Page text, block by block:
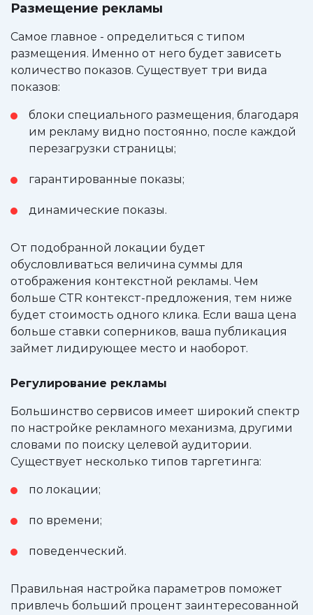
Размещение рекламы
Самое главное - определиться с типом
размещения. Именно от него будет зависеть
количество показов. Существует три вида
показов:
блоки специального размещения, благодаря
им рекламу видно постоянно, после каждой
перезагрузки страницы;
гарантированные показы;
динамические показы.
От подобранной локации будет
обусловливаться величина суммы для
отображения контекстной рекламы. Чем
больше CTR контекст-предложения, тем ниже
будет стоимость одного клика. Если ваша цена
больше ставки соперников, ваша публикация
займет лидирующее место и наоборот.
Регулирование рекламы
Большинство сервисов имеет широкий спектр
по настройке рекламного механизма, другими
словами по поиску целевой аудитории.
Существует несколько типов таргетинга:
по локации;
по времени;
поведенческий.
Правильная настройка параметров поможет
привлечь больший процент заинтересованной